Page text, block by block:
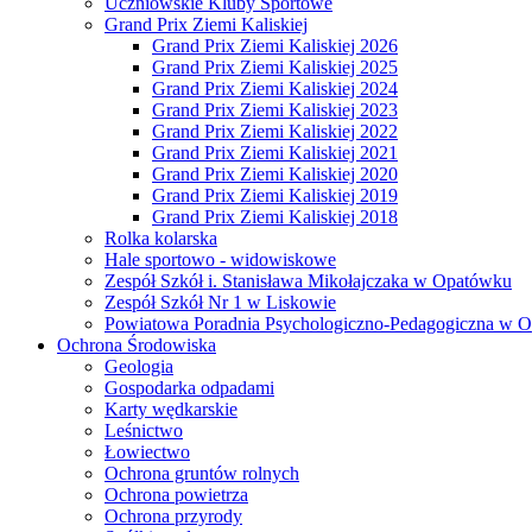
Grand Prix Ziemi Kaliskiej
Grand Prix Ziemi Kaliskiej 2026
Grand Prix Ziemi Kaliskiej 2025
Grand Prix Ziemi Kaliskiej 2024
Grand Prix Ziemi Kaliskiej 2023
Grand Prix Ziemi Kaliskiej 2022
Grand Prix Ziemi Kaliskiej 2021
Grand Prix Ziemi Kaliskiej 2020
Grand Prix Ziemi Kaliskiej 2019
Grand Prix Ziemi Kaliskiej 2018
Rolka kolarska
Hale sportowo - widowiskowe
Zespół Szkół i. Stanisława Mikołajczaka w Opatówku
Zespół Szkół Nr 1 w Liskowie
Powiatowa Poradnia Psychologiczno-Pedagogiczna w
Ochrona Środowiska
Geologia
Gospodarka odpadami
Karty wędkarskie
Leśnictwo
Łowiectwo
Ochrona gruntów rolnych
Ochrona powietrza
Ochrona przyrody